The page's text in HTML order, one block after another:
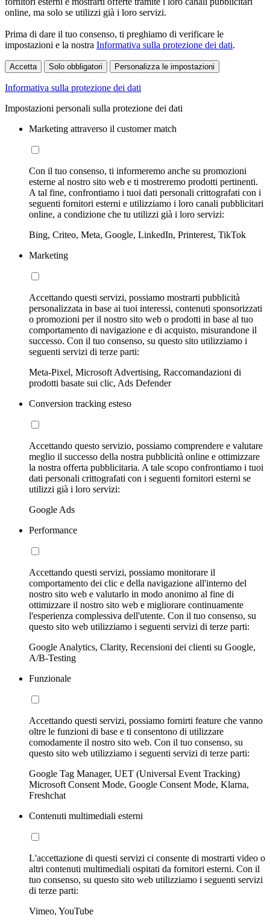
online, ma solo se utilizzi già i loro servizi.
Prima di dare il tuo consenso, ti preghiamo di verificare le
impostazioni e la nostra Informativa sulla protezione dei dati.
Accetta Solo obbligatori Personalizza le impostazioni
Informativa sulla protezione dei dati
Impostazioni personali sulla protezione dei dati
Marketing attraverso il customer match
Con il tuo consenso, ti informeremo anche su promozioni
esterne al nostro sito web e ti mostreremo prodotti pertinenti.
A tal fine, confrontiamo i tuoi dati personali crittografati con i
seguenti fornitori esterni e utilizziamo i loro canali pubblicitari
online, a condizione che tu utilizzi già i loro servizi:
Bing, Criteo, Meta, Google, LinkedIn, Printerest, TikTok
Marketing
Accettando questi servizi, possiamo mostrarti pubblicità
personalizzata in base ai tuoi interessi, contenuti sponsorizzati
o promozioni per il nostro sito web o prodotti in base al tuo
comportamento di navigazione e di acquisto, misurandone il
successo. Con il tuo consenso, su questo sito utilizziamo i
seguenti servizi di terze parti:
Meta-Pixel, Microsoft Advertising, Raccomandazioni di
prodotti basate sui clic, Ads Defender
Conversion tracking esteso
Accettando questo servizio, possiamo comprendere e valutare
meglio il successo della nostra pubblicità online e ottimizzare
la nostra offerta pubblicitaria. A tale scopo confrontiamo i tuoi
dati personali crittografati con i seguenti fornitori esterni se
utilizzi già i loro servizi:
Google Ads
Performance
Accettando questi servizi, possiamo monitorare il
comportamento dei clic e della navigazione all'interno del
nostro sito web e valutarlo in modo anonimo al fine di
ottimizzare il nostro sito web e migliorare continuamente
l'esperienza complessiva dell'utente. Con il tuo consenso, su
questo sito web utilizziamo i seguenti servizi di terze parti:
Google Analytics, Clarity, Recensioni dei clienti su Google,
A/B-Testing
Funzionale
Accettando questi servizi, possiamo fornirti feature che vanno
oltre le funzioni di base e ti consentono di utilizzare
comodamente il nostro sito web. Con il tuo consenso, su
questo sito web utilizziamo i seguenti servizi di terze parti:
Google Tag Manager, UET (Universal Event Tracking)
Microsoft Consent Mode, Google Consent Mode, Klarna,
Freshchat
Contenuti multimediali esterni
L'accettazione di questi servizi ci consente di mostrarti video o
altri contenuti multimediali ospitati da fornitori esterni. Con il
tuo consenso, su questo sito web utilizziamo i seguenti servizi
di terze parti:
Vimeo, YouTube